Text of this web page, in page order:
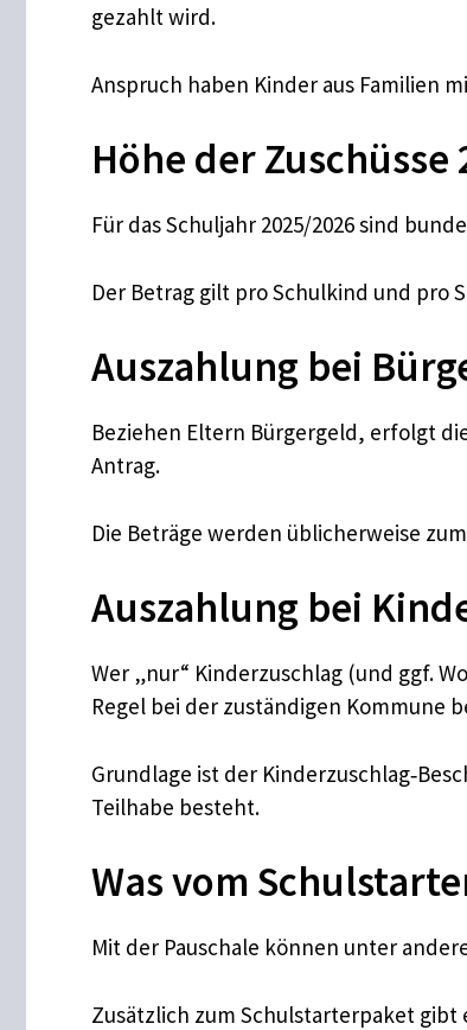
gezahlt wird.
Anspruch haben Kinder aus Familien
Höhe der Zuschüsse
Für das Schuljahr 2025/2026 sind
Der Betrag gilt pro Schulkind und pro
Auszahlung bei
Beziehen Eltern Bürgergeld, erfolgt
Antrag.
Die Beträge werden üblicherweise
Auszahlung bei
Wer „nur“ Kinderzuschlag (und ggf.
Regel bei der zuständigen Kommune
Grundlage ist der
Teilhabe besteht.
Was vom
Mit der Pauschale können unter
Zusätzlich zum Schulstarterpaket